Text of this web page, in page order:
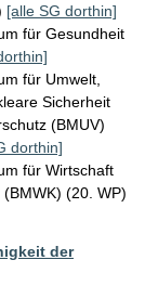
[alle SG dorthin]
für Gesundheit
für Umwelt,
Sicherheit
(BMUV)
dorthin]
für Wirtschaft
(20. WP)
der